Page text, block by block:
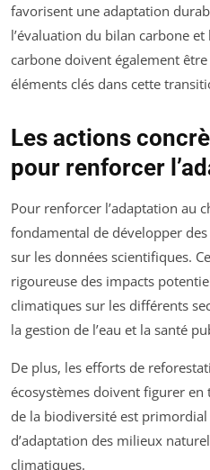
favorisent une adaptation
l’évaluation du bilan carbone
carbone doivent également
éléments clés dans cette
Les actions
pour renforcer
Pour renforcer l’adaptation au
fondamental de développer des
sur les données scientifiques.
rigoureuse des impacts
climatiques sur les différents
la gestion de l’eau et la santé
De plus, les efforts de
écosystèmes doivent figurer
de la biodiversité est
d’adaptation des milieux
climatiques.